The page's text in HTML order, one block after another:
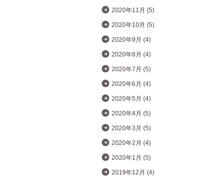
2020年11月 (5)
2020年10月 (5)
2020年9月 (4)
2020年8月 (4)
2020年7月 (5)
2020年6月 (4)
2020年5月 (4)
2020年4月 (5)
2020年3月 (5)
2020年2月 (4)
2020年1月 (5)
2019年12月 (4)